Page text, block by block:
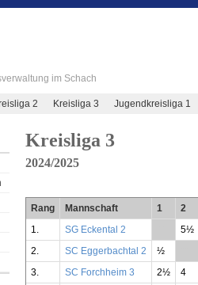
im Schach
2 Kreisliga 3 Jugendkreisliga 1
Kreisliga 3
2024/2025
Rang Mannschaft 1
2
1.
SG Eckental 2
5½
2.
SC Eggerbachtal 2 ½
3.
SC Forchheim 3 2½
4